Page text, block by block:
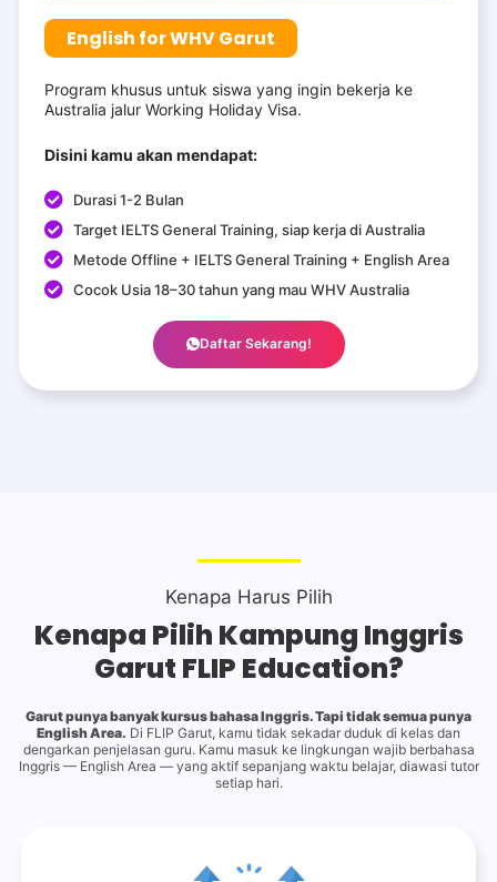
English for WHV Garut
Program khusus untuk siswa yang ingin bekerja ke
Australia jalur Working Holiday Visa.
Disini kamu akan mendapat:
Durasi 1-2 Bulan
Target IELTS General Training, siap kerja di Australia
Metode Offline + IELTS General Training + English Area
Cocok Usia 18–30 tahun yang mau WHV Australia
Daftar Sekarang!
Kenapa Harus Pilih
Kenapa Pilih Kampung Inggris
Garut FLIP Education?
Garut punya banyak kursus bahasa Inggris. Tapi tidak semua punya
English Area. Di FLIP Garut, kamu tidak sekadar duduk di kelas dan
dengarkan penjelasan guru. Kamu masuk ke lingkungan wajib berbahasa
Inggris — English Area — yang aktif sepanjang waktu belajar, diawasi tutor
setiap hari.